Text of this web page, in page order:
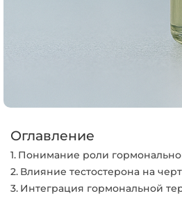
Оглавление
Понимание роли
Влияние тестостерона на
Интеграция гормональной